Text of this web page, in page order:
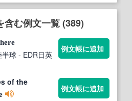
含む例文一覧 (389)
半球 - EDR日英
例文帳に追加
of the
例文帳に追加